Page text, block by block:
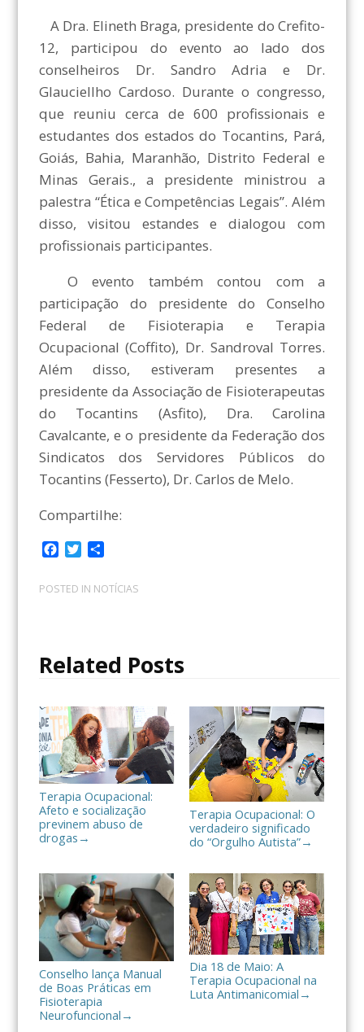
A Dra. Elineth Braga, presidente do Crefito-
12, participou do evento ao lado dos
conselheiros Dr. Sandro Adria e Dr.
Glauciellho Cardoso. Durante o congresso,
que reuniu cerca de 600 profissionais e
estudantes dos estados do Tocantins, Pará,
Goiás, Bahia, Maranhão, Distrito Federal e
Minas Gerais., a presidente ministrou a
palestra “Ética e Competências Legais”. Além
disso, visitou estandes e dialogou com
profissionais participantes.
O evento também contou com a
participação do presidente do Conselho
Federal de Fisioterapia e Terapia
Ocupacional (Coffito), Dr. Sandroval Torres.
Além disso, estiveram presentes a
presidente da Associação de Fisioterapeutas
do Tocantins (Asfito), Dra. Carolina
Cavalcante, e o presidente da Federação dos
Sindicatos dos Servidores Públicos do
Tocantins (Fesserto), Dr. Carlos de Melo.
Compartilhe:
c
e
k
i
t
m
p
i
a
r
POSTED IN NOTÍCIAS
Related Posts
Terapia Ocupacional:
Afeto e socialização
previnem abuso de
drogas →
Terapia Ocupacional: O
verdadeiro significado
do “Orgulho Autista”→
Conselho lança Manual
de Boas Práticas em
Fisioterapia
Neurofuncional →
Dia 18 de Maio: A
Terapia Ocupacional na
Luta Antimanicomial →